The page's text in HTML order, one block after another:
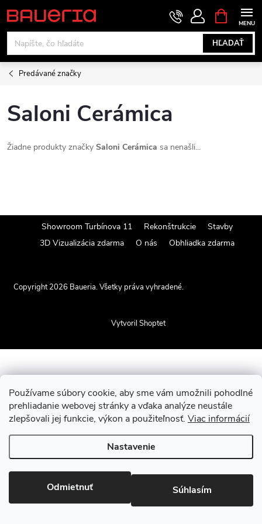
Používame súbory cookie, aby sme vám umožnili pohodlné
prehliadanie webovej stránky a vďaka analýze neustále
zlepšovali jej funkcie, výkon a použiteľnosť. Viac informácií
Nastavenie
Odmietnuť Súhlasím
Prejsť
na
obsah
HĽADAŤ
KOŠÍK
Predávané značky
Saloni Cerámica
Žiadne produkty značky Saloni Cerámica sa nenašli...
t
i
e
Showroom Turbínova 11 Rekonštrukcie
Stavby
3D Vizualizácia zdarma
O nás Obhliadka zdarma
Vytvoril Shoptet
Copyright 2026 Baueria. Všetky práva vyhradené.